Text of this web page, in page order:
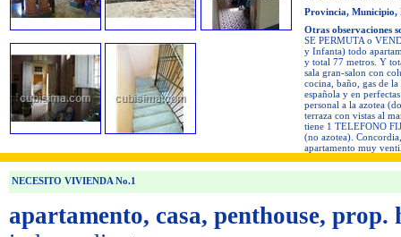
Provincia,
Otras observaciones
SE PERMUTA o
y Infanta) todo
y total 77 metros. Y
sala gran-salon con
cocina, baño, gas de
española y en
personal a la azotea
terraza con vistas al
tiene 1 TELEFONO
(no azotea).
apartamento muy
NECESITO VIVIENDA No.1
apartamento, casa, penthouse,